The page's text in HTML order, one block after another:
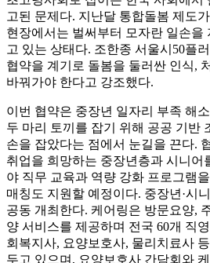
고된 문제다. 지난달 통합돌봄 제도
현장에서는 벌써부터 모자란 일손을
고 있는 상태다. 조한종 서울시50플
협약을 계기로 돌봄을 둘러싼 인식,
바꿔가야 한다고 강조했다.
이번 협약은 중장년 일자리 부족 해
두 마리 토끼를 잡기 위해 공공 기반
손을 잡았다는 점에서 눈길을 끈다.
취업을 희망하는 중장년층과 시니어
야 직무 교육과 역량 강화 프로그램
매칭도 지원할 예정이다. 중장년·시
공동 개최한다. 케어링은 방문요양,
양 서비스를 제공하며 전국 60개 직
회복지사, 요양보호사, 물리치료사
두고 있으며, 요양보호사 간담회와